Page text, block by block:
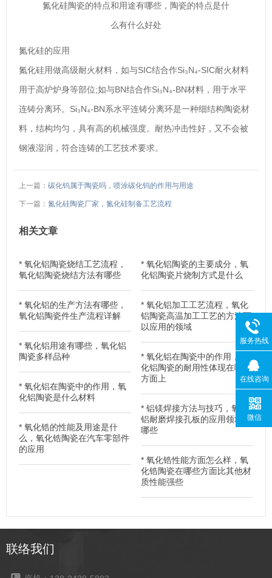
氮化硅陶瓷的特点和用途有哪些，陶瓷的特点是什
么有什么好处
氮化硅的应用
氮化硅用做高级耐火材料，如与SIC结合作Si₃N₄-SIC耐火材料
用于高炉炉身等部位;如与BN结合作Si₃N₄-BN材料，用于水平
连铸分离环。Si₃N₄-BN系水平连铸分离环是一种细结构陶瓷材
料，结构均匀，具有高的机械强度。耐热冲击性好，又不会被
钢液湿润，符合连铸的工艺技术要求。
上一篇： 碳化钨属于陶瓷吗，喷涂碳化钨的作用与用途
下一篇： 氮化硅陶瓷厂家，氮化硅制备工艺流程
相关文章
* 氧化铝陶瓷烧结工艺流程，
氧化铝陶瓷烧结方法有哪些
* 氧化铝陶瓷的主要成分，氧
化铝陶瓷片烧制方式是什么
* 氧化铝的生产方法有哪些，
氧化铝陶瓷件生产流程详解
* 氧化铝加工工艺流程，氧化
铝陶瓷高温加工工艺的方法可
以应用的领域
* 氧化铝用途有哪些，氧化铝
陶瓷多样品种
* 氧化铝在陶瓷中的作用，氧
化铝陶瓷的耐用性体现在哪些
方面上
* 氧化铝在陶瓷中的作用，氧
化铝陶瓷是什么材料
* 铝镁焊接方法与技巧，氧化
铝耐磨焊接孔板的应用领域有
哪些
* 氧化锆的性能及用途是什
么，氧化锆陶瓷在汽车零部件
的应用
* 氧化锆性能方面怎么样，氧
化锆陶瓷在哪些方面比其他材
质性能强些
联络我们
服务热线
在线咨询
微信